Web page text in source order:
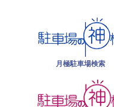
月極駐車場検索